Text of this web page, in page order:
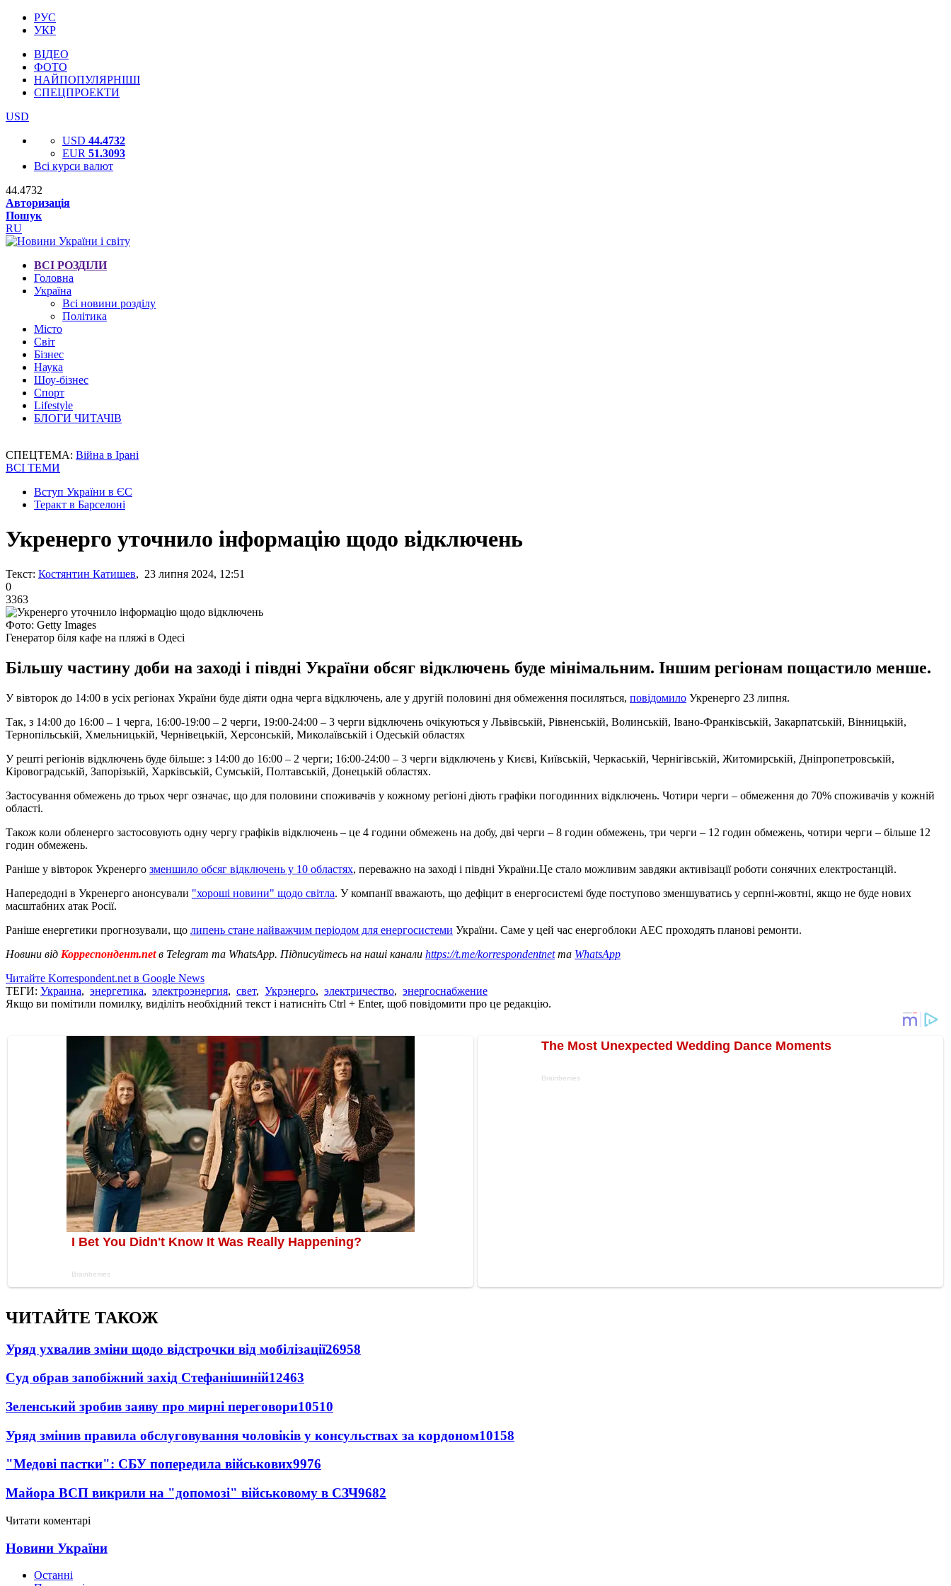
РУС
УКР
ВІДЕО
ФОТО
НАЙПОПУЛЯРНІШІ
СПЕЦПРОЕКТИ
USD
USD 44.4732
EUR 51.3093
Всі курси валют
44.4732
Авторизація
Пошук
RU
ВСІ РОЗДІЛИ
Головна
Україна
Всі новини розділу
Політика
Місто
Світ
Бізнес
Наука
Шоу-бізнес
Спорт
Lifestyle
БЛОГИ ЧИТАЧІВ
СПЕЦТЕМА: Війна в Ірані
ВСІ ТЕМИ
Вступ України в ЄС
Теракт в Барселоні
Укренерго уточнило інформацію щодо відключень
Текст: Костянтин Катишев, 23 липня 2024, 12:51
0
3363
Фото: Getty Images
Генератор біля кафе на пляжі в Одесі
Більшу частину доби на заході і півдні України обсяг відключень буде мінімальним. Іншим регіонам пощастило менше.
У вівторок до 14:00 в усіх регіонах України буде діяти одна черга відключень, але у другій половині дня обмеження посиляться, повідомило Укренерго 23 липня.
Так, з 14:00 до 16:00 – 1 черга, 16:00-19:00 – 2 черги, 19:00-24:00 – 3 черги відключень очікуються у Львівській, Рівненській, Волинській, Івано-Франківській, Закарпатській, Вінницькій,
Тернопільській, Хмельницькій, Чернівецькій, Херсонській, Миколаївській і Одеській областях
У решті регіонів відключень буде більше: з 14:00 до 16:00 – 2 черги; 16:00-24:00 – 3 черги відключень у Києві, Київській, Черкаській, Чернігівській, Житомирській, Дніпропетровській,
Кіровоградській, Запорізькій, Харківській, Сумській, Полтавській, Донецькій областях.
Застосування обмежень до трьох черг означає, що для половини споживачів у кожному регіоні діють графіки погодинних відключень. Чотири черги – обмеження до 70% споживачів у кожній
області.
Також коли обленерго застосовують одну чергу графіків відключень – це 4 години обмежень на добу, дві черги – 8 годин обмежень, три черги – 12 годин обмежень, чотири черги – більше 12
годин обмежень.
Раніше у вівторок Укренерго зменшило обсяг відключень у 10 областях, переважно на заході і півдні України.Це стало можливим завдяки активізації роботи сонячних електростанцій.
Напередодні в Укренерго анонсували "хороші новини" щодо світла. У компанії вважають, що дефіцит в енергосистемі буде поступово зменшуватись у серпні-жовтні, якщо не буде нових
масштабних атак Росії.
Раніше енергетики прогнозували, що липень стане найважчим періодом для енергосистеми України. Саме у цей час енергоблоки АЕС проходять планові ремонти.
Новини від Корреспондент.netв Telegram та WhatsApp. Підписуйтесь на наші канали https://t.me/korrespondentnetта WhatsApp
Читайте Korrespondent.net в Google News
ТЕГИ: Украина, энергетика, электроэнергия, свет, Укрэнерго, электричество, энергоснабжение
Якщо ви помітили помилку, виділіть необхідний текст і натисніть Ctrl + Enter, щоб повідомити про це редакцію.
ЧИТАЙТЕ ТАКОЖ
Уряд ухвалив зміни щодо відстрочки від мобілізації26958
Суд обрав запобіжний захід Стефанішиній12463
Зеленський зробив заяву про мирні переговори10510
Уряд змінив правила обслуговування чоловіків у консульствах за кордоном10158
"Медові пастки": СБУ попередила військових9976
Майора ВСП викрили на "допомозі" військовому в СЗЧ9682
Читати коментарі
Новини України
Останні